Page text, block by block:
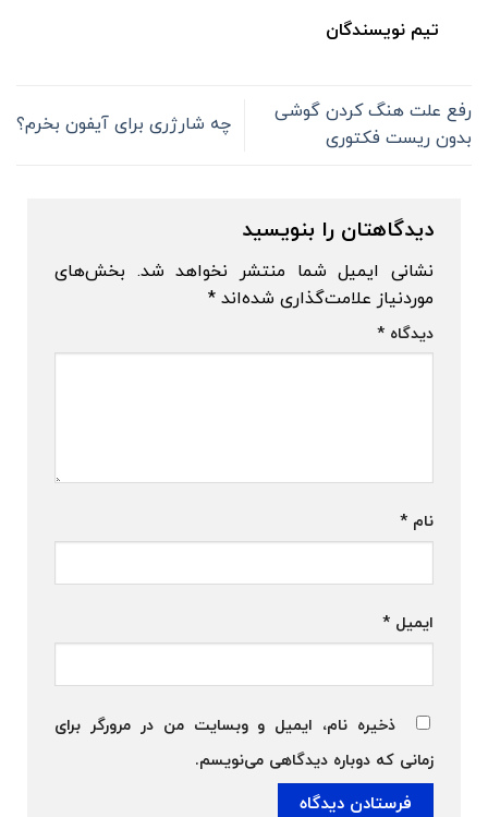
تیم نویسندگان
رفع علت هنگ کردن گوشی
بدون ریست فکتوری
چه شارژری برای آیفون بخرم؟
دیدگاهتان را بنویسید
نشانی ایمیل شما منتشر نخواهد شد. بخش‌های
موردنیاز علامت‌گذاری شده‌اند*
دیدگاه*
نام*
ایمیل*
ذخیره نام، ایمیل و وبسایت من در مرورگر برای
زمانی که دوباره دیدگاهی می‌نویسم.